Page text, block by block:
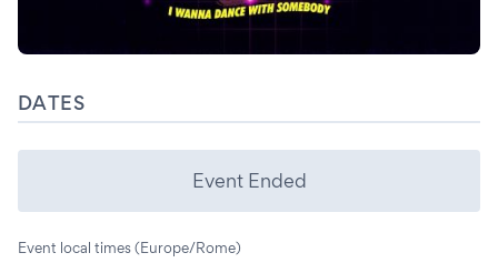
DATES
Event Ended
Event local times (Europe/Rome)